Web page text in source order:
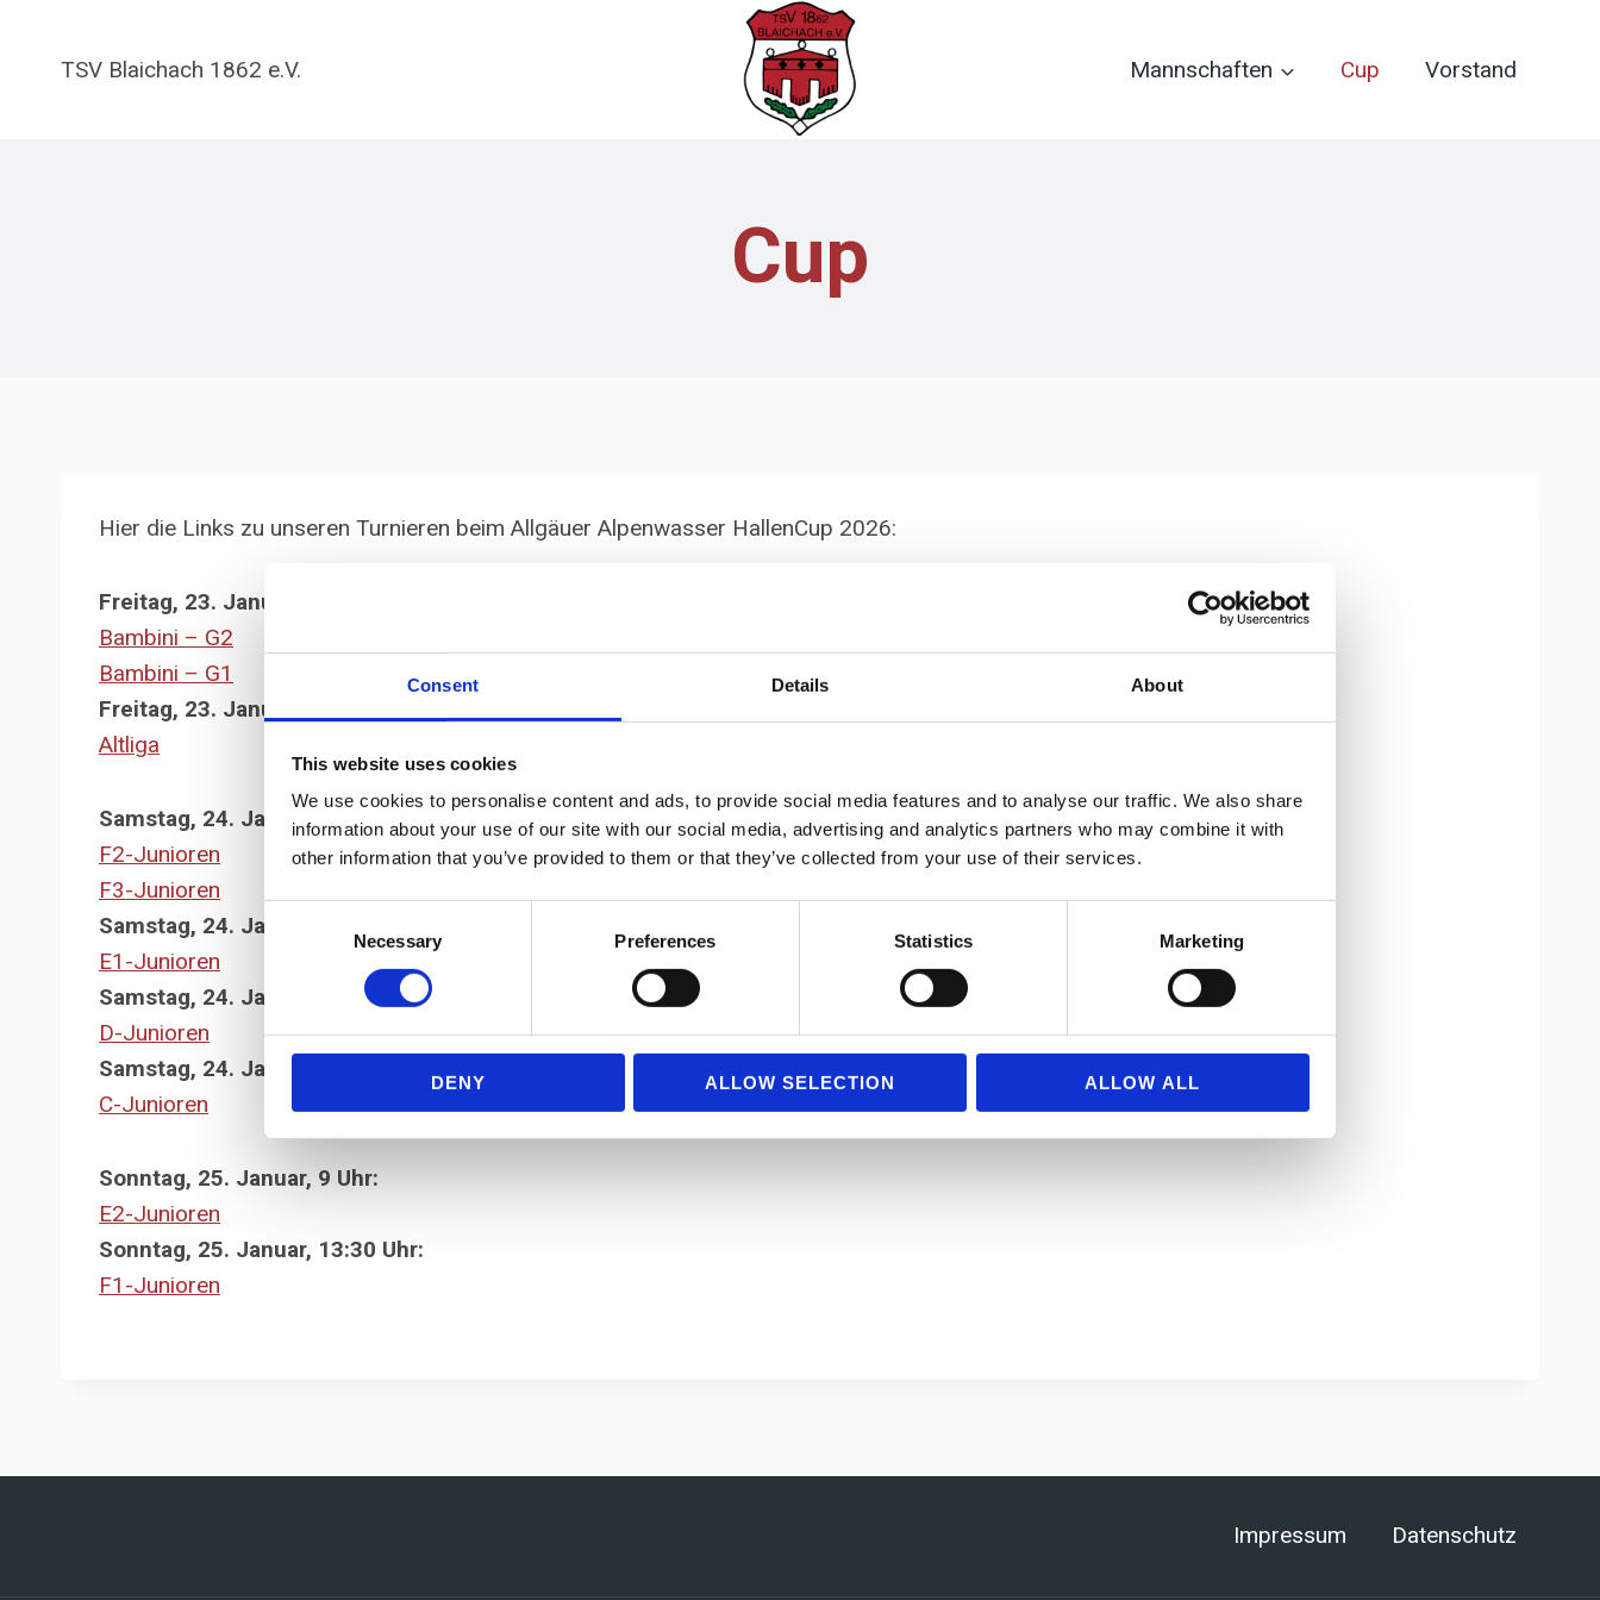
Consent Details About
This website uses cookies
We use cookies to personalise content and ads, to provide social media features and to analyse our traffic. We also share
information about your use of our site with our social media, advertising and analytics partners who may combine it with
other information that you’ve provided to them or that they’ve collected from your use of their services.
Necessary Preferences Statistics Marketing
DENY ALLOW SELECTION ALLOW ALL
TSV Blaichach 1862 e.V. Mannschaften Cup Vorstand
Cup
Hier die Links zu unseren Turnieren beim Allgäuer Alpenwasser HallenCup 2026:
Freitag, 23. Januar, 15.30 Uhr:
Bambini – G2
Bambini – G1
Freitag, 23. Januar, 19.30 Uhr:
Altliga
Samstag, 24. Januar, 9 Uhr:
F2-Junioren
F3-Junioren
Samstag, 24. Januar, 12.30 Uhr:
E1-Junioren
Samstag, 24. Januar, 16 Uhr:
D-Junioren
Samstag, 24. Januar, 19:30 Uhr:
C-Junioren
Sonntag, 25. Januar, 9 Uhr:
E2-Junioren
Sonntag, 25. Januar, 13:30 Uhr:
F1-Junioren
Impressum Datenschutz